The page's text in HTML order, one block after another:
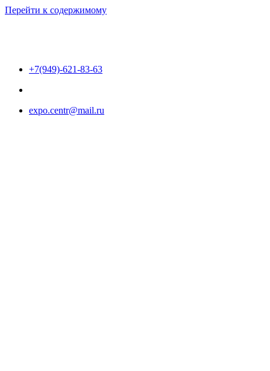
Перейти к содержимому
+7(949)-621-83-63
expo.centr@mail.ru